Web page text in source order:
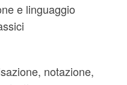
e linguaggio
notazione,